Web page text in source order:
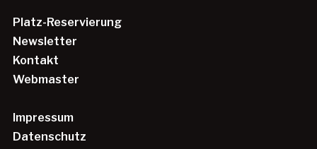
Platz-Reservierung
Newsletter
Kontakt
Webmaster
Impressum
Datenschutz